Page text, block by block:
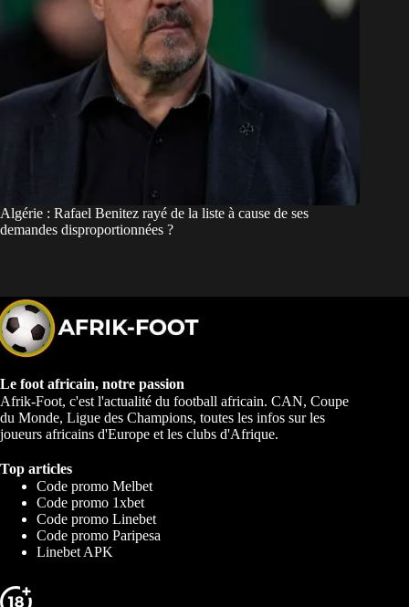
Algérie : Rafael Benitez rayé de la liste à cause de ses
demandes disproportionnées ?
Le foot africain, notre passion
Afrik-Foot, c'est l'actualité du football africain. CAN, Coupe
du Monde, Ligue des Champions, toutes les infos sur les
joueurs africains d'Europe et les clubs d'Afrique.
Top articles
Code promo Melbet
Code promo 1xbet
Code promo Linebet
Code promo Paripesa
Linebet APK